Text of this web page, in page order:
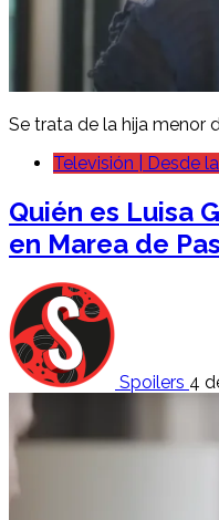
Se trata de la hija menor
Televisión | Desde
Quién es Luisa
en Marea de
Spoilers 4